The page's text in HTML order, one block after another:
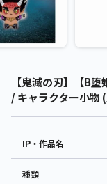
【鬼滅の刃】【B
/ キャラクター小物
IP・作品名
種類